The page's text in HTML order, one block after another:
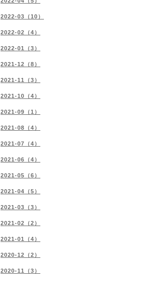
2022-03（10）
2022-02（4）
2022-01（3）
2021-12（8）
2021-11（3）
2021-10（4）
2021-09（1）
2021-08（4）
2021-07（4）
2021-06（4）
2021-05（6）
2021-04（5）
2021-03（3）
2021-02（2）
2021-01（4）
2020-12（2）
2020-11（3）